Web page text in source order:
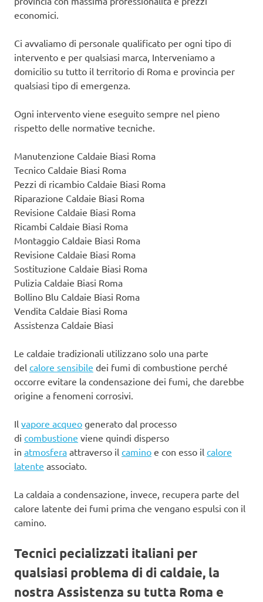
economici.
Ci avvaliamo di personale qualificato per ogni tipo di
intervento e per qualsiasi marca, Interveniamo a
domicilio su tutto il territorio di Roma e provincia per
qualsiasi tipo di emergenza.
Ogni intervento viene eseguito sempre nel pieno
rispetto delle normative tecniche.
Manutenzione Caldaie Biasi Roma
Tecnico Caldaie Biasi Roma
Pezzi di ricambio Caldaie Biasi Roma
Riparazione Caldaie Biasi Roma
Revisione Caldaie Biasi Roma
Ricambi Caldaie Biasi Roma
Montaggio Caldaie Biasi Roma
Revisione Caldaie Biasi Roma
Sostituzione Caldaie Biasi Roma
Pulizia Caldaie Biasi Roma
Bollino Blu Caldaie Biasi Roma
Vendita Caldaie Biasi Roma
Assistenza Caldaie Biasi
Le caldaie tradizionali utilizzano solo una parte
del calore sensibile dei fumi di combustione perché
occorre evitare la condensazione dei fumi, che darebbe
origine a fenomeni corrosivi.
Il vapore acqueo generato dal processo
di combustione viene quindi disperso
in atmosfera attraverso il camino e con esso il calore
latente associato.
La caldaia a condensazione, invece, recupera parte del
calore latente dei fumi prima che vengano espulsi con il
camino.
Tecnici pecializzati italiani per
qualsiasi problema di di caldaie, la
nostra Assistenza su tutta Roma e